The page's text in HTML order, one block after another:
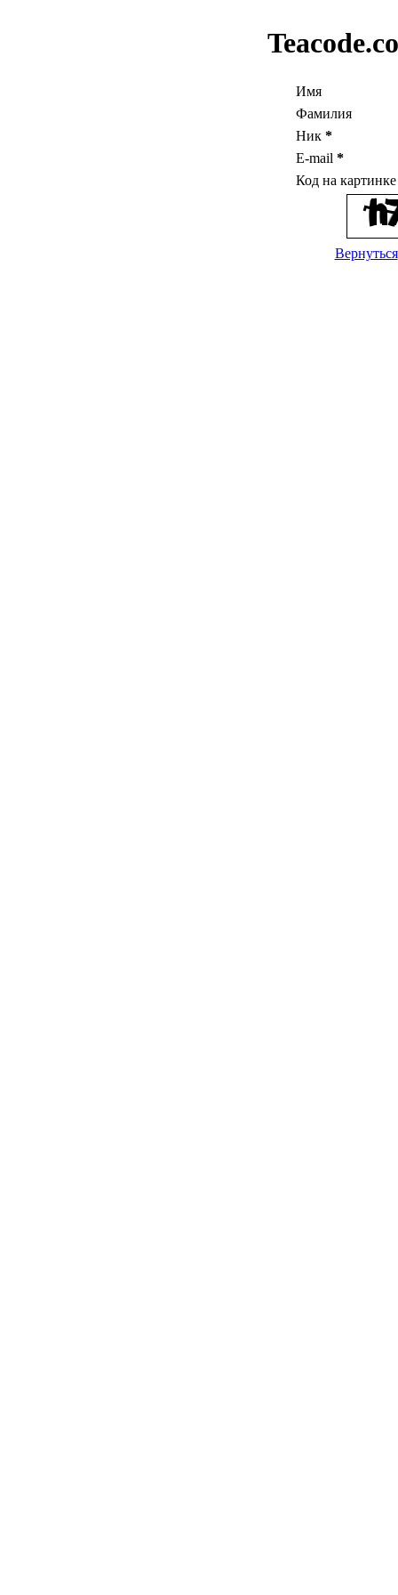
Имя
Фамилия
Ник *
E-mail *
Код на
Вернуться